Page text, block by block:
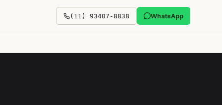
(11) 93407-8838 WhatsApp